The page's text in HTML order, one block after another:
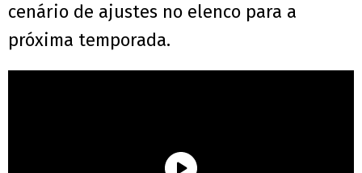
cenário de ajustes no elenco para a
próxima temporada.